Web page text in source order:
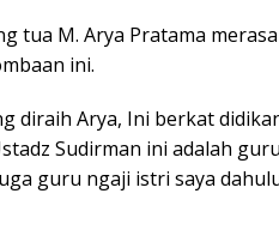
tua M. Arya Pratama
ini.
diraih Arya, Ini berkat
Sudirman ini adalah
guru ngaji istri saya